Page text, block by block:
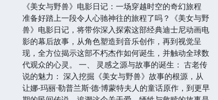
《美女与野兽》电影日记：一场穿越时空的奇幻旅程
准备好踏上一段令人心驰神往的旅程了吗？《美女与野
兽》电影日记，将带你深入探索这部经典迪士尼动画电
影的幕后故事，从角色塑造到音乐创作，再到视觉呈
现，全方位揭示这部不朽杰作如何诞生，并触动全球数
代观众的心灵。 一、 灵感之源与故事的诞生： 古老传
说的魅力： 深入挖掘《美女与野兽》故事的根源，从
让娜-玛丽·勒普兰斯·德·博蒙特夫人的童话原作，到更早